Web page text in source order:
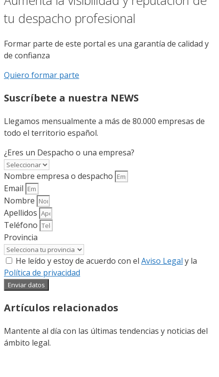
tu despacho profesional
Formar parte de este portal es una garantía de calidad y
de confianza
Quiero formar parte
Suscríbete a nuestra NEWS
Llegamos mensualmente a más de 80.000 empresas de
todo el territorio español.
¿Eres un Despacho o una empresa?
Nombre empresa o despacho
Email
Nombre
Apellidos
Teléfono
Provincia
He leído y estoy de acuerdo con el Aviso Legal y la
Política de privacidad
Enviar datos
Artículos relacionados
Mantente al día con las últimas tendencias y noticias del
ámbito legal.